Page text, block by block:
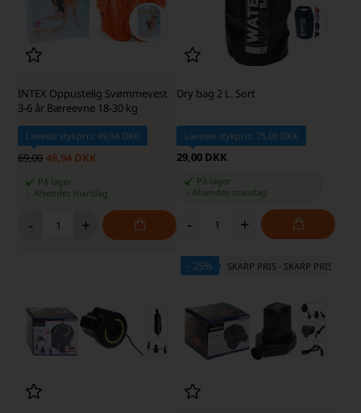
INTEX Oppustelig Svømmevest
3-6 år Bæreevne 18-30 kg
Laveste stykpris: 49,94 DKK
69,00 49,94 DKK
På lager
-Afsendes mandag
- +
Dry bag 2 L. Sort
Laveste stykpris: 25,00 DKK
29,00 DKK
På lager
Afsendes mandag
- +
- 25% SKARP PRIS · SKARP PRIS